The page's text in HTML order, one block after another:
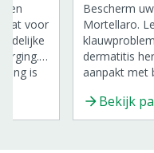
voor
is
Bescherm
Mortellaro.
dermatitis
aanpakt met
Bekijk